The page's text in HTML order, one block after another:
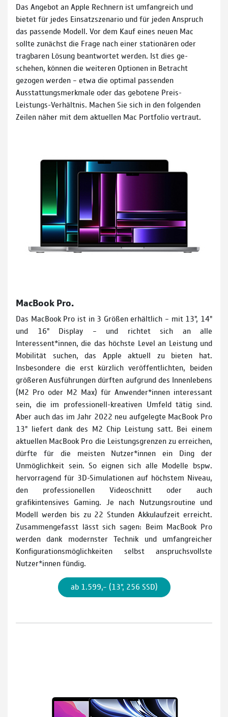
Das Angebot an Apple Rechnern ist umfangreich und
bietet für jedes Einsatzszenario und für jeden Anspruch
das passende Modell. Vor dem Kauf eines neuen Mac
sollte zunächst die Frage nach einer stationären oder
tragbaren Lösung beantwortet werden. Ist dies ge­
schehen, können die weiteren Optionen in Betracht
gezogen werden – etwa die optimal passenden
Ausstattungsmerkmale oder das ge­botene Preis­-
Leistungs-­Verhältnis. Machen Sie sich in den folgenden
Zeilen näher mit dem aktuellen Mac Portfolio vertraut.
MacBook Pro.
Das MacBook Pro ist in 3 Größen erhältlich – mit 13", 14"
und 16" Display – und richtet sich an alle
Interessent*innen, die das höchste Level an Leistung und
Mobilität suchen, das Apple aktuell zu bieten hat.
Insbesondere die erst kürzlich veröffentlichten, beiden
größeren Ausführungen dürften auf­grund des Innenlebens
(M2 Pro oder M2 Max) für Anwender*in­nen interessant
sein, die im professionell­-kreativen Umfeld tätig sind.
Aber auch das im Jahr 2022 neu aufgelegte MacBook Pro
13" liefert dank des M2 Chip Leistung satt. Bei einem
aktuellen MacBook Pro die Leistungsgrenzen zu erreichen,
dürfte für die meisten Nutzer*innen ein Ding der
Unmöglichkeit sein. So eignen sich alle Modelle bspw.
hervorragend für 3D-Simulationen auf höchstem Niveau,
den professionellen Video­schnitt oder auch
grafikintensives Gaming. Je nach Nutzungsroutine und
Modell werden bis zu 22 Stunden Akkulaufzeit erreicht.
Zusammengefasst lässt sich sagen: Beim MacBook Pro
werden dank modernster Technik und umfangreicher
Konfigurationsmöglichkeiten selbst anspruchs­vollste
Nutzer*innen fündig.
ab 1.599,– (13", 256 SSD)